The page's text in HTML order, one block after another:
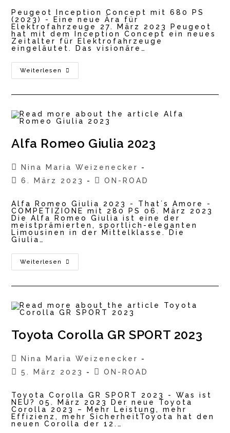
Peugeot Inception Concept mit 680 PS
(2023) - Eine neue Ära für
Elektrofahrzeuge 27. März 2023 Peugeot
hat mit dem Inception Concept ein neues
Zeitalter für Elektrofahrzeuge
eingeläutet. Das visionäre…
Weiterlesen
Peugeot
Inception
Alfa Romeo Giulia 2023
Beitrags-
Autor:
Nina Maria Weizenecker
Beitrag
6. März 2023
Beitrags-
ON-ROAD
Alfa Romeo Giulia 2023 - That´s Amore -
COMPETIZIONE mit 280 PS 06. März 2023
Die Alfa Romeo Giulia ist eine der
meistprämierten, sportlich-eleganten
Limousinen in der Mittelklasse. Die
Giulia…
Weiterlesen
Alfa
Romeo
Toyota Corolla GR SPORT 2023
Beitrags-
Autor:
Nina Maria Weizenecker
Beitrag
5. März 2023
Beitrags-
ON-ROAD
Toyota Corolla GR SPORT 2023 - Was ist
NEU? 05. März 2023 Der neue Toyota
Corolla 2023 – Mehr Leistung, mehr
Effizienz, mehr SicherheitToyota hat den
neuen Corolla der 12.…